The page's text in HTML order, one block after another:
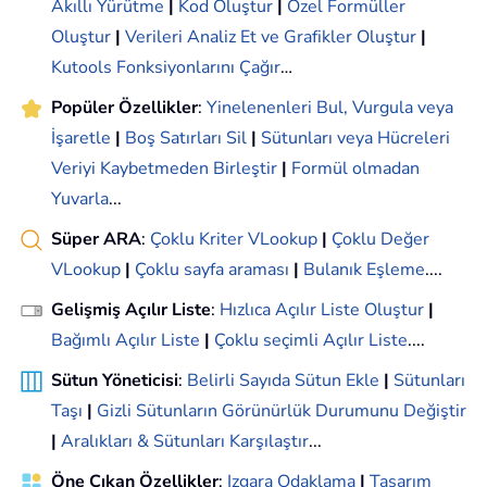
Akıllı Yürütme Kod Oluştur
Özel Formüller
Oluştur | Verileri Analiz Et ve Grafikler Oluştur |
Kutools Fonksiyonlarını Çağır…
Popüler Özellikler: Yinelenenleri Bul, Vurgula veya
İşaretle | Boş Satırları Sil | Sütunları veya Hücreleri
Veriyi Kaybetmeden Birleştir | Formül olmadan
Yuvarla...
Süper ARA: Çoklu Kriter VLookup | Çoklu Değer
VLookup | Çoklu sayfa araması | Bulanık Eşleme....
Gelişmiş Açılır Liste: Hızlıca Açılır Liste Oluştur |
Bağımlı Açılır Liste | Çoklu seçimli Açılır Liste....
Sütun Yöneticisi: Belirli Sayıda Sütun Ekle | Sütunları
Taşı | Gizli Sütunların Görünürlük Durumunu Değiştir
| Aralıkları & Sütunları Karşılaştır...
Öne Çıkan Özellikler: Izgara Odaklama | Tasarım